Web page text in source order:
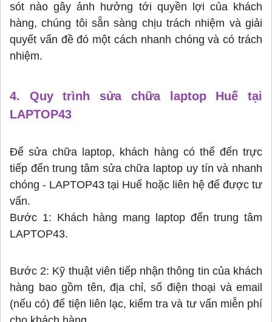
sót nào gây ảnh hưởng tới quyền lợi của khách
hàng, chúng tôi sẵn sàng chịu trách nhiệm và giải
quyết vấn đề đó một cách nhanh chóng và có trách
nhiệm.
4. Quy trình sửa chữa laptop Huế tại
LAPTOP43
Để sửa chữa laptop, khách hàng có thể đến trực
tiếp đến trung tâm sửa chữa laptop uy tín và nhanh
chóng - LAPTOP43 tại Huế hoặc liên hệ để được tư
vấn.
Bước 1: Khách hàng mang laptop đến trung tâm
LAPTOP43.
Bước 2: Kỹ thuật viên tiếp nhận thông tin của khách
hàng bao gồm tên, địa chỉ, số điện thoại và email
(nếu có) để tiện liên lạc, kiểm tra và tư vấn miễn phí